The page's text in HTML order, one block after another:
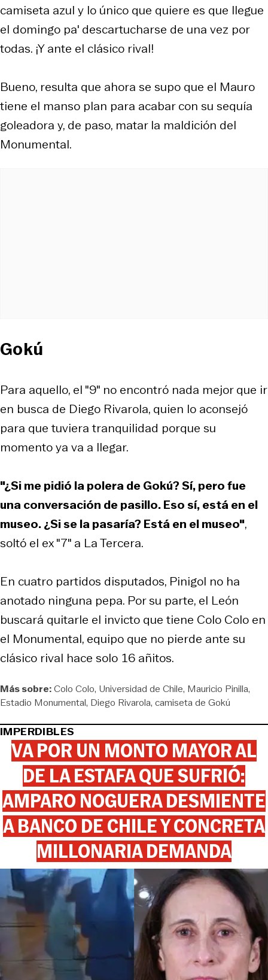
camiseta azul y lo único que quiere es que llegue
el domingo pa' descartucharse de una vez por
todas. ¡Y ante el clásico rival!
Bueno, resulta que ahora se supo que el Mauro
tiene el manso plan para acabar con su sequía
goleadora y, de paso, matar la maldición del
Monumental.
Gokú
Para aquello, el "9" no encontró nada mejor que ir
en busca de Diego Rivarola, quien lo aconsejó
para que tuviera tranquilidad porque su
momento ya va a llegar.
"¿Si me pidió la polera de Gokú? Sí, pero fue
una conversación de pasillo. Eso sí, está en el
museo. ¿Si se la pasaría? Está en el museo",
soltó el ex "7" a La Tercera.
En cuatro partidos disputados, Pinigol no ha
anotado ninguna pepa. Por su parte, el León
buscará quitarle el invicto que tiene Colo Colo en
el Monumental, equipo que no pierde ante su
clásico rival hace solo 16 añitos.
Más sobre:Colo Colo Universidad de Chile Mauricio Pinilla
Estadio Monumental Diego Rivarola camiseta de Gokú
IMPERDIBLES
VA POR UN MONTO MAYOR AL
DE LA ESTAFA QUE SUFRIÓ:
AMPARO NOGUERA DESMIENTE
A BANCO DE CHILE Y CONCRETA
MILLONARIA DEMANDA